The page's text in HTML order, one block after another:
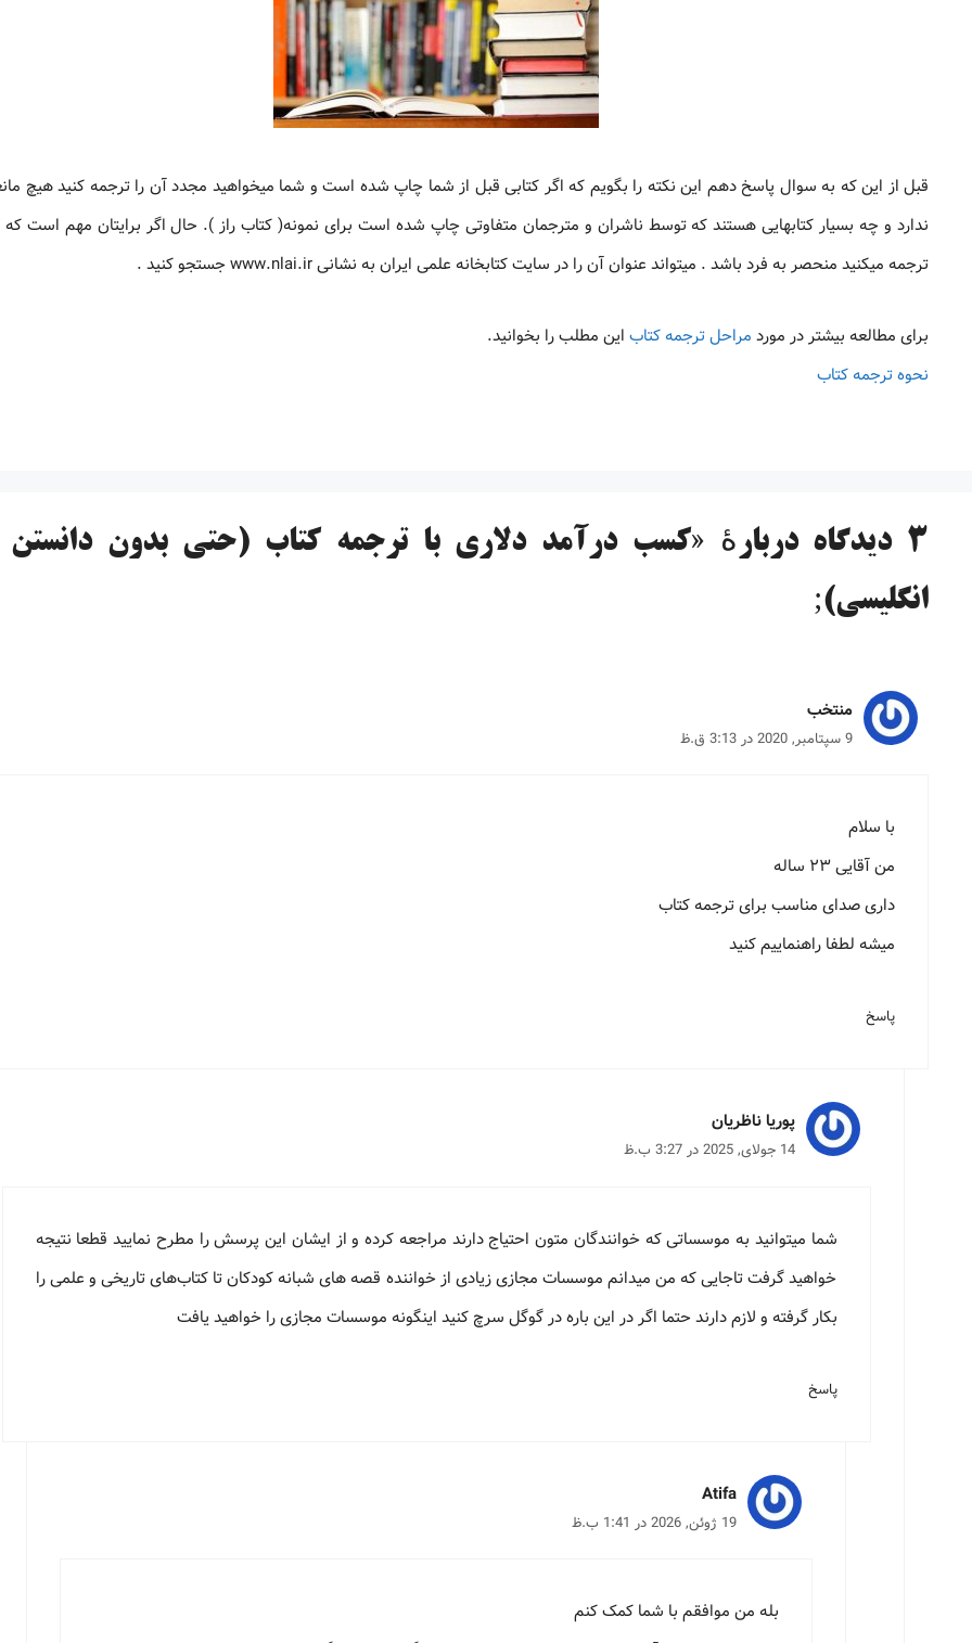
قبل از این که به سوال پاسخ دهم این نکته را بگویم که اگر کتابی قبل از شما چاپ شده است و شما میخواهید مجدد آن را ترجمه کنید هیچ
ندارد و چه بسیار کتابهایی هستند که توسط ناشران و مترجمان متفاوتی چاپ شده است برای نمونه( کتاب راز ). حال اگر برایتان مهم است که
ترجمه میکنید منحصر به فرد باشد . میتواند عنوان آن را در سایت کتابخانه علمی ایران به نشانی www.nlai.ir جستجو کنید .
برای مطالعه بیشتر در مورد مراحل ترجمه کتاب این مطلب را بخوانید.
نحوه ترجمه کتاب
3 دیدگاه دربارهٔ «کسب درآمد دلاری با ترجمه کتاب (حتی بدون دانستن
انگلیسی);
منتخب
9 سپتامبر, 2020 در 3:13 ق.ظ
با سلام
من آقایی ۲۳ ساله
داری صدای مناسب برای ترجمه کتاب
میشه لطفا راهنماییم کنید
پاسخ
پوریا ناظریان
14 جولای, 2025 در 3:27 ب.ظ
شما میتوانید به موسساتی که خوانندگان متون احتیاج دارند مراجعه کرده و از ایشان این پرسش را مطرح نمایید قطعا نتیجه
خواهید گرفت تاجایی که من میدانم موسسات مجازی زیادی از خواننده قصه های شبانه کودکان تا کتاب‌های تاریخی و علمی را
بکار گرفته و لازم دارند حتما اگر در این باره در گوگل سرچ کنید اینگونه موسسات مجازی را خواهید یافت
پاسخ
Atifa
19 ژوئن, 2026 در 1:41 ب.ظ
بله من موافقم با شما کمک کنم